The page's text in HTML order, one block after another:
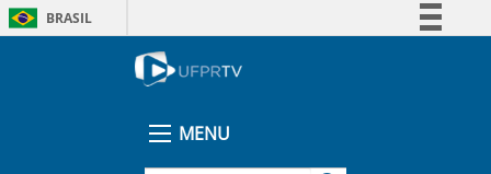
BRASIL
MENU